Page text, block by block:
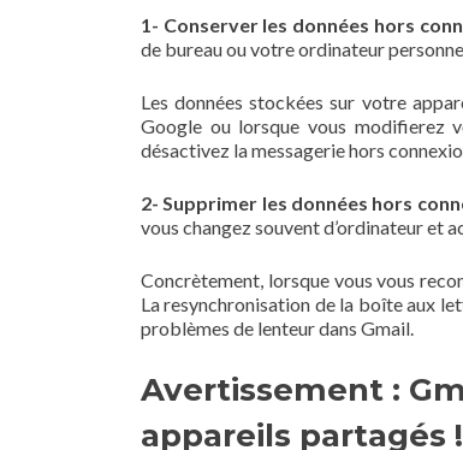
1- Conserver les données hors
de bureau ou votre ordinateur
Les données stockées sur votre
Google ou lorsque vous modifierez
désactivez la messagerie hors
2- Supprimer les données hors
vous changez souvent d’ordinateur et
Concrètement, lorsque vous vous
La resynchronisation de la boîte aux
problèmes de lenteur dans Gmail.
Avertissement :
appareils partagés !